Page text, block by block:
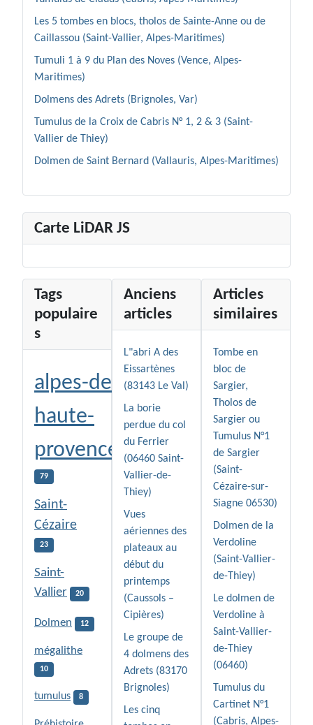
Les 5 tombes en blocs, tholos de Sainte-Anne ou de
Caillassou (Saint-Vallier, Alpes-Maritimes)
Tumuli 1 à 9 du Plan des Noves (Vence, Alpes-
Maritimes)
Dolmens des Adrets (Brignoles, Var)
Tumulus de la Croix de Cabris N° 1, 2 & 3 (Saint-
Vallier de Thiey)
Dolmen de Saint Bernard (Vallauris, Alpes-Maritimes)
Carte LiDAR JS
Tags
populaire
s
alpes-de-
haute-
provence
79
Saint-
Cézaire
23
Saint-
Vallier
20
Dolmen 12
mégalithe
10
tumulus 8
Anciens
articles
L"abri A des
Eissartènes
(83143 Le Val)
La borie
perdue du col
du Ferrier
(06460 Saint-
Vallier-de-
Thiey)
Vues
aériennes des
plateaux au
début du
printemps
(Caussols –
Cipières)
Le groupe de
4 dolmens des
Adrets (83170
Brignoles)
Les cinq
Articles
similaires
Tombe en
bloc de
Sargier,
Tholos de
Sargier ou
Tumulus N°1
de Sargier
(Saint-
Cézaire-sur-
Siagne 06530)
Dolmen de la
Verdoline
(Saint-Vallier-
de-Thiey)
Le dolmen de
Verdoline à
Saint-Vallier-
de-Thiey
(06460)
Tumulus du
Cartinet N°1
(Cabris, Alpes-